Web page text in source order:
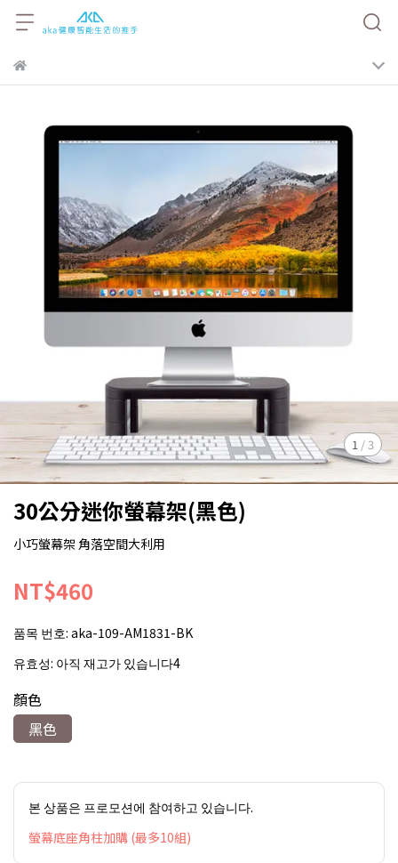
1 /3
30公分迷你螢幕架(黑色)
小巧螢幕架 角落空間大利用
NT$460
품목 번호: aka-109-AM1831-BK
유효성: 아직 재고가 있습니다4
顏色
黑色
본 상품은 프로모션에 참여하고 있습니다.
螢幕底座角柱加購 (最多10組)